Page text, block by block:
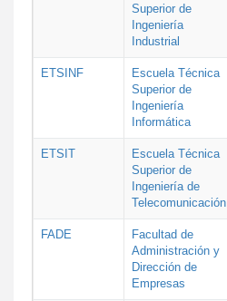
Superior de
Ingeniería
Industrial
ETSINF
Escuela Técnica
Superior de
Ingeniería
Informática
ETSIT
Escuela Técnica
Superior de
Ingeniería de
Telecomunicación
FADE
Facultad de
Administración y
Dirección de
Empresas